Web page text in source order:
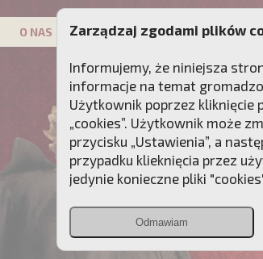
O NAS PATRON KAMPANIE DLA
Zarządzaj zgodami plików
Informujemy, że niniejsza
informacje na temat
Użytkownik poprzez kliknięcie
„cookies”. Użytkownik może
przycisku „Ustawienia”, a
przypadku klieknięcia przez
jedynie konieczne pliki
Odmawiam